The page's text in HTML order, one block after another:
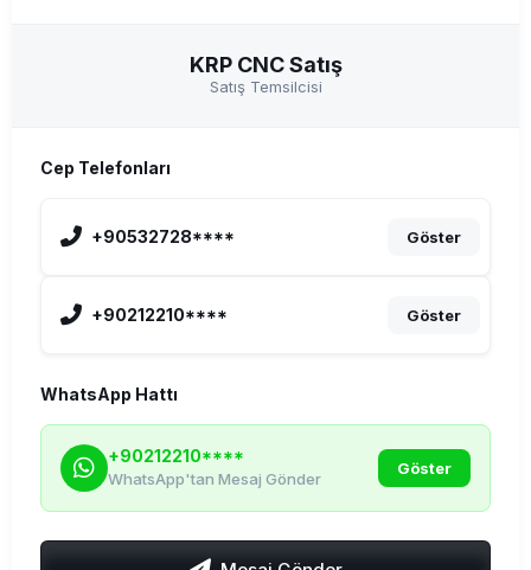
KRP CNC Satış
Satış Temsilcisi
Cep Telefonları
+90532728**** Göster
+90212210**** Göster
WhatsApp Hattı
+90212210****
WhatsApp'tan Mesaj Gönder
Göster